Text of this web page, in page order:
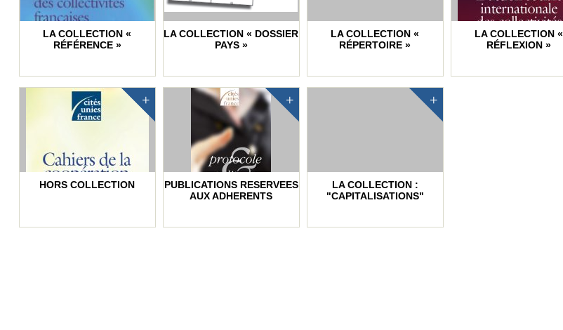
LA COLLECTION «
RÉFÉRENCE »
LA COLLECTION « DOSSIER
PAYS »
LA COLLECTION «
RÉPERTOIRE »
LA COLLECTION «
RÉFLEXION »
HORS COLLECTION
PUBLICATIONS RESERVEES
AUX ADHERENTS
LA COLLECTION :
"CAPITALISATIONS"